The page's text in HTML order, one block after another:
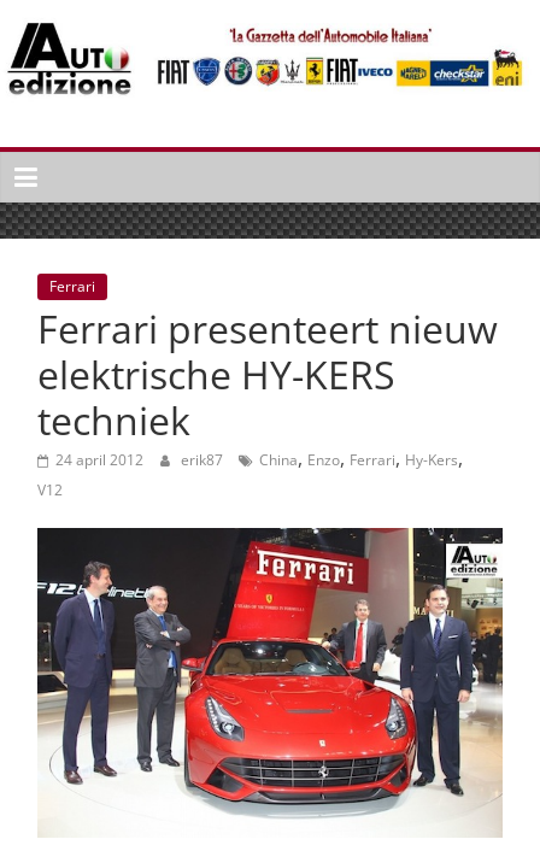
naar
inhoud
Auto
Edizione
La
Gazetta
dell'Automobile
Italiana
Italiaans
autonieuws
lifestyle
Ferrari
Ferrari presenteert nieuw
elektrische HY-KERS
techniek
24 april 2012 erik87 China, Enzo, Ferrari, Hy-Kers,
V12